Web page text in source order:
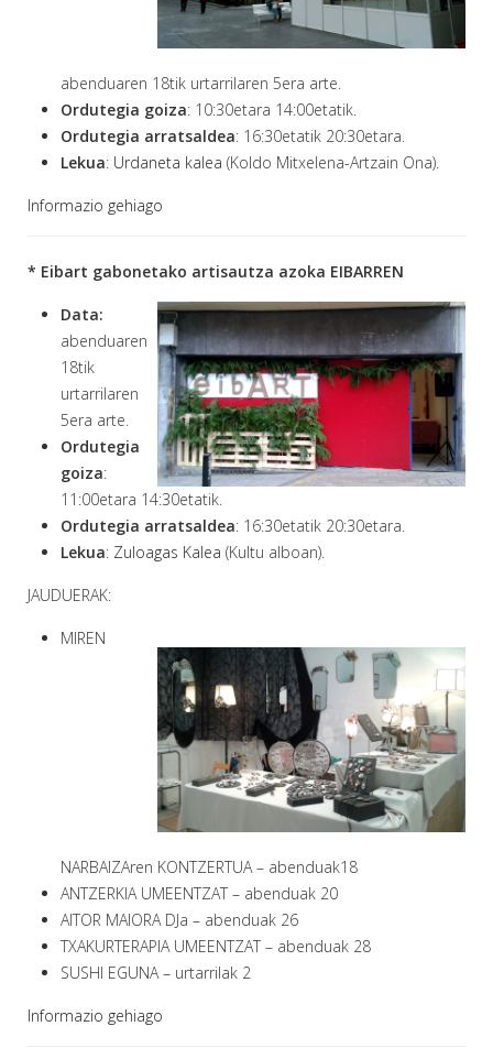
abenduaren 18tik urtarrilaren 5era arte.
Ordutegia goiza: 10:30etara 14:00etatik.
Ordutegia arratsaldea: 16:30etatik 20:30etara.
Lekua: Urdaneta kalea (Koldo Mitxelena-Artzain Ona).
Informazio gehiago
* Eibart gabonetako artisautza azoka EIBARREN
Data:
abenduaren
18tik
urtarrilaren
5era arte.
Ordutegia
goiza:
11:00etara 14:30etatik.
Ordutegia arratsaldea: 16:30etatik 20:30etara.
Lekua: Zuloagas Kalea (Kultu alboan).
JAUDUERAK:
MIREN
NARBAIZAren KONTZERTUA – abenduak18
ANTZERKIA UMEENTZAT – abenduak 20
AITOR MAIORA DJa – abenduak 26
TXAKURTERAPIA UMEENTZAT – abenduak 28
SUSHI EGUNA – urtarrilak 2
Informazio gehiago